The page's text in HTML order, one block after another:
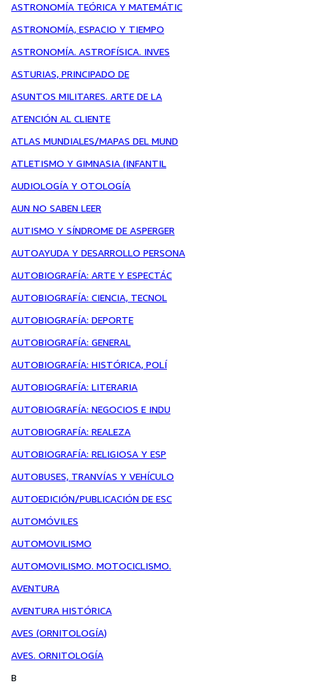
ASTRONOMÍA TEÓRICA Y MATEMÁTIC
ASTRONOMÍA, ESPACIO Y TIEMPO
ASTRONOMÍA. ASTROFÍSICA. INVES
ASTURIAS, PRINCIPADO DE
ASUNTOS MILITARES. ARTE DE LA
ATENCIÓN AL CLIENTE
ATLAS MUNDIALES/MAPAS DEL MUND
ATLETISMO Y GIMNASIA (INFANTIL
AUDIOLOGÍA Y OTOLOGÍA
AUN NO SABEN LEER
AUTISMO Y SÍNDROME DE ASPERGER
AUTOAYUDA Y DESARROLLO PERSONA
AUTOBIOGRAFÍA: ARTE Y ESPECTÁC
AUTOBIOGRAFÍA: CIENCIA, TECNOL
AUTOBIOGRAFÍA: DEPORTE
AUTOBIOGRAFÍA: GENERAL
AUTOBIOGRAFÍA: HISTÓRICA, POLÍ
AUTOBIOGRAFÍA: LITERARIA
AUTOBIOGRAFÍA: NEGOCIOS E INDU
AUTOBIOGRAFÍA: REALEZA
AUTOBIOGRAFÍA: RELIGIOSA Y ESP
AUTOBUSES, TRANVÍAS Y VEHÍCULO
AUTOEDICIÓN/PUBLICACIÓN DE ESC
AUTOMÓVILES
AUTOMOVILISMO
AUTOMOVILISMO. MOTOCICLISMO.
AVENTURA
AVENTURA HISTÓRICA
AVES (ORNITOLOGÍA)
AVES. ORNITOLOGÍA
B